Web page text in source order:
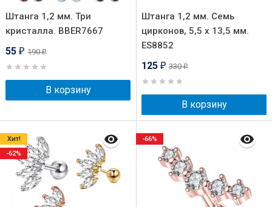
Штанга 1,2 мм. Три
кристалла. BBER7667
55 ₽ 190₽
В корзину
Штанга 1,2 мм. Семь
цирконов, 5,5 х 13,5 мм.
ES8852
125 ₽ 330₽
В корзину
Хит!
-62%
-66%